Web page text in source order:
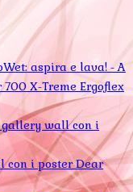
aspira e lava! - A
700 X-Treme Ergoflex
gallery wall con i
con i poster Dear